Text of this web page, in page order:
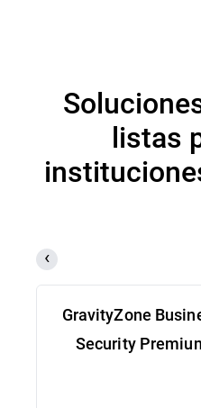
listas
GravityZone
Security